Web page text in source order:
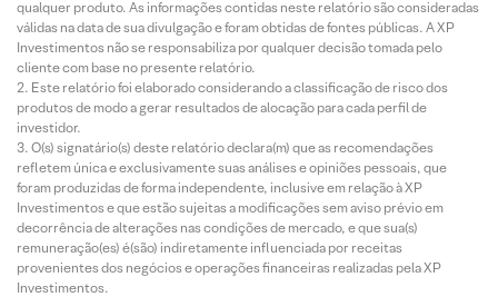
qualquer produto. As informações contidas neste relatório são consideradas
válidas na data de sua divulgação e foram obtidas de fontes públicas. A XP
Investimentos não se responsabiliza por qualquer decisão tomada pelo
cliente com base no presente relatório.
Este relatório foi elaborado considerando a classificação de risco dos
produtos de modo a gerar resultados de alocação para cada perfil de
investidor.
O(s) signatário(s) deste relatório declara(m) que as recomendações
refletem única e exclusivamente suas análises e opiniões pessoais, que
foram produzidas de forma independente, inclusive em relação à XP
Investimentos e que estão sujeitas a modificações sem aviso prévio em
decorrência de alterações nas condições de mercado, e que sua(s)
remuneração(es) é(são) indiretamente influenciada por receitas
provenientes dos negócios e operações financeiras realizadas pela XP
Investimentos.